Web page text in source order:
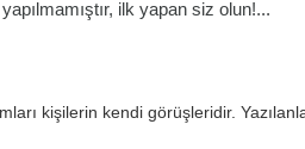
ilk yapan siz olun!...
kişilerin kendi görüşleridir.